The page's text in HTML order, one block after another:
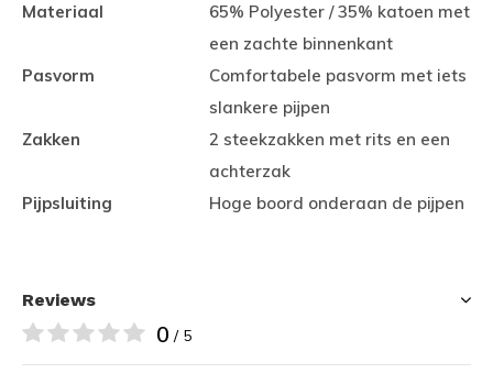
Materiaal
65% Polyester / 35% katoen met
een zachte binnenkant
Pasvorm
Comfortabele pasvorm met iets
slankere pijpen
Zakken
2 steekzakken met rits en een
achterzak
Pijpsluiting
Hoge boord onderaan de pijpen
Reviews
0 / 5